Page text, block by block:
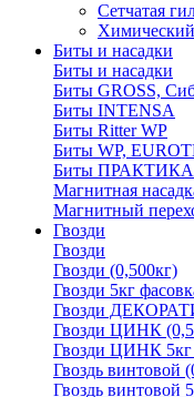
Сетчатая
Биты и насадки
Биты и насадки
Биты GROSS,
Биты INTENSA
Биты Ritter WP
Биты WP,
Биты ПРАКТИКА
Магнитная
Магнитный
Гвозди
Гвозди
Гвозди (0,500кг)
Гвозди 5кг
Гвозди
Гвозди ЦИНК
Гвозди ЦИНК 5кг
Гвоздь винтовой
Гвоздь винтовой